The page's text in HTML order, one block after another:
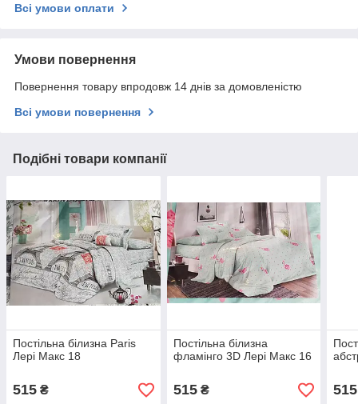
Всі умови оплати
Умови повернення
Повернення товару впродовж 14 днів за домовленістю
Всі умови повернення
Подібні товари компанії
Постільна білизна Paris
Лері Макс 18
515 ₴
Постільна білизна
фламінго 3D Лері Макс 16
515₴ 515